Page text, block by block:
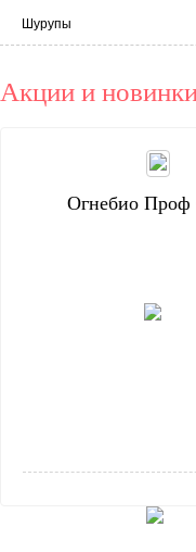
Шурупы
Акции и
Огнебио Проф